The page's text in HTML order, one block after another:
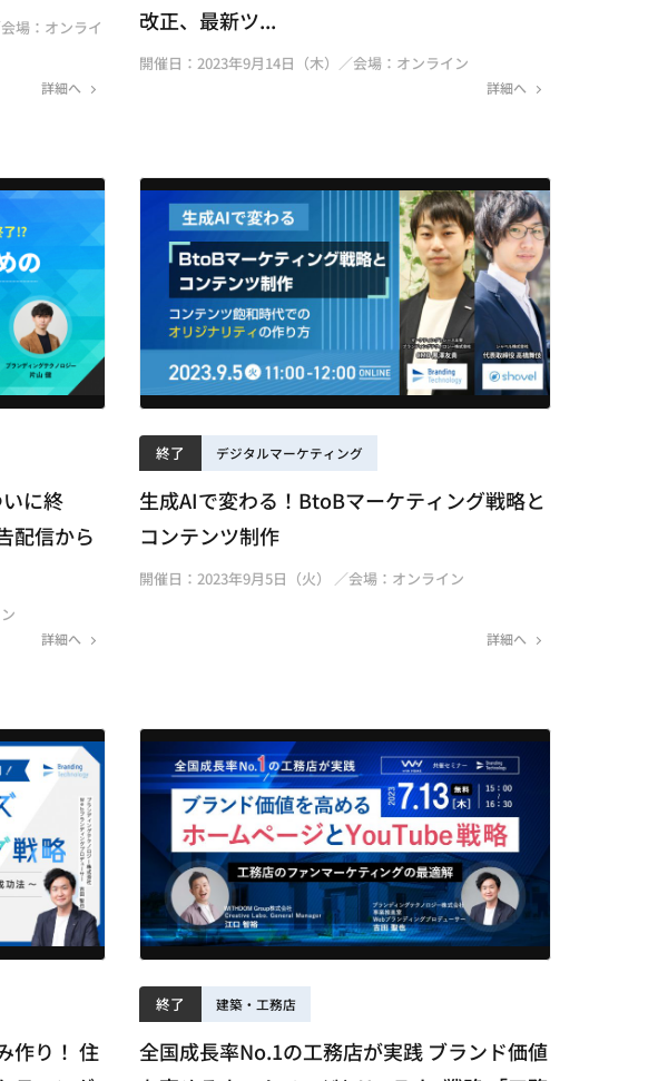
場：オンライ
詳細へ
改正、最新ツ...
開催日：2023年9月14日（木）／会場：オンライン
詳細へ
に終
配信から
詳細へ
終了 デジタルマーケティング
生成AIで変わる！BtoBマーケティング戦略と
コンテンツ制作
開催日：2023年9月5日（火） ／会場：オンライン
詳細へ
作り！ 住
終了 建築・工務店
全国成長率No.1の工務店が実践 ブランド価値